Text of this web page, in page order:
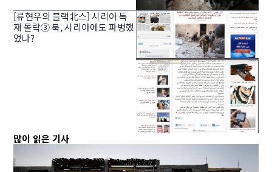
[류현우의 블랙北스] 시리아 독
재 몰락③ 북, 시리아에도 파병했
었나?
많이 읽은 기사